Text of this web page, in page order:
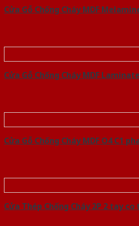
Cửa Gỗ Chống Cháy MDF
Cửa Gỗ Chống Cháy MDF
Cửa Gỗ Chống Cháy MDF O4 C1
Cửa Thép Chống Cháy 2P 2 tay co